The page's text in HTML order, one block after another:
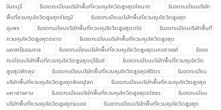
จันทบุรี
รับจดทะเบียนบริษัทพื้นที่ควบคุมโควิดสูงสุดชัยนาท
รับจดทะเบียนบริษัท
พื้นที่ควบคุมโควิดสูงสุดชัยภูมิ
รับจดทะเบียนบริษัทพื้นที่ควบคุมโควิดสูงสุด
ชุมพร
รับจดทะเบียนบริษัทพื้นที่ควบคุมโควิดสูงสุดตรัง
รับจดทะเบียนบริษัทพื้นที่
ควบคุมโควิดสูงสุดตราด
รับจดทะเบียนบริษัทพื้นที่ควบคุมโควิดสูงสุด
นครศรีธรรมราช
รับจดทะเบียนบริษัทพื้นที่ควบคุมโควิดสูงสุดนครสวรรค์
รับจด
ทะเบียนบริษัทพื้นที่ควบคุมโควิดสูงสุดบุรีรัมย์
รับจดทะเบียนบริษัทพื้นที่ควบคุมโควิด
สูงสุดพัทลุง
รับจดทะเบียนบริษัทพื้นที่ควบคุมโควิดสูงสุดพิจิตร
รับจดทะเบียน
บริษัทพื้นที่ควบคุมโควิดสูงสุดพิษณุโลก
รับจดทะเบียนบริษัทพื้นที่ควบคุมโควิดสูงสุด
มหาสารคาม
รับจดทะเบียนบริษัทพื้นที่ควบคุมโควิดสูงสุดยโสธร
รับจดทะเบียน
บริษัทพื้นที่ควบคุมโควิดสูงสุดระนอง
รับจดทะเบียนบริษัทพื้นที่ควบคุมโควิดสูงสุด